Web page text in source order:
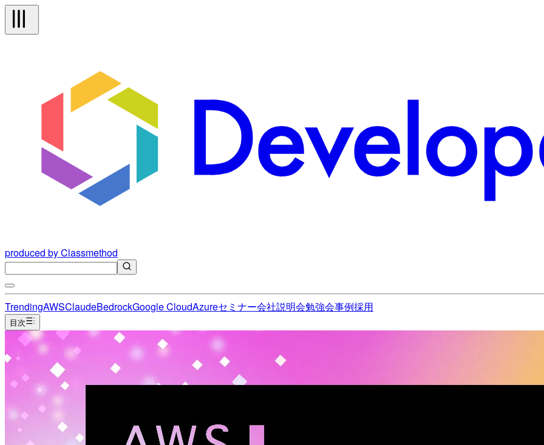
produced by Classmethod
TrendingAWSClaudeBedrockGoogle CloudAzureセミナー会社説明会勉強会事例採用
目次